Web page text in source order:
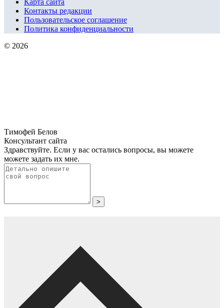
Карта сайта
Контакты редакции
Пользовательское соглашение
Политика конфиденциальности
© 2026
Тимофей Белов
Консультант сайта
Здравствуйте. Если у вас остались вопросы, вы можете
можете задать их мне.
>